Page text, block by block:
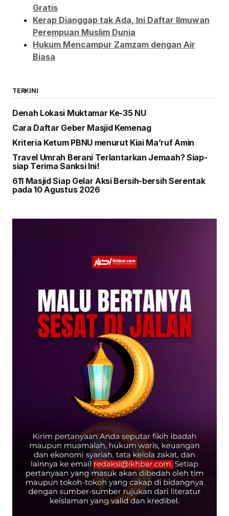
Gratis
Kerap Dianggap tak Ada, Ini Daftar Ilmuwan
Perempuan Muslim Dunia
Hukum Mencampur Zamzam dengan Air
Biasa
TERKINI
Denah Lokasi Muktamar Ke-35 NU
Cara Daftar Geber Masjid Kemenag
Kriteria Ketum PBNU menurut Kiai Ma’ruf Amin
Travel Umrah Berani Terlantarkan Jemaah? Siap-
siap Terima Sanksi Ini!
611 Masjid Siap Gelar Aksi Bersih-bersih Serentak
pada 10 Agustus 2026